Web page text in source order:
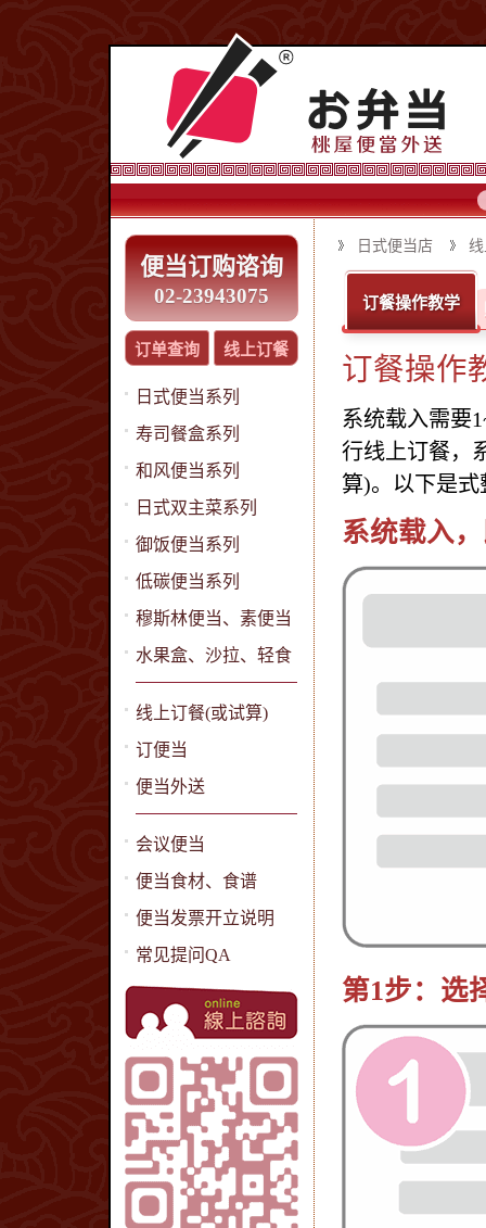
便当订购谘询
02-23943075
订单查询 线上订餐
日式便当系列
寿司餐盒系列
和风便当系列
日式双主菜系列
御饭便当系列
低碳便当系列
穆斯林便当、素便当
水果盒、沙拉、轻食
线上订餐(或试算)
订便当
便当外送
会议便当
便当食材、食谱
便当发票开立说明
常见提问QA
日式便当店
订餐操作教学
订餐操作
系统载入需要
行线上订餐，
算)。以下是
系统载入
第1步：选